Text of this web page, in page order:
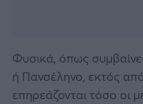
Φυσικά, όπως
ή Πανσέληνο, εκτός
επηρεάζονται τόσο οι